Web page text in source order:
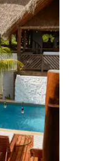
: 4,82 sur 5